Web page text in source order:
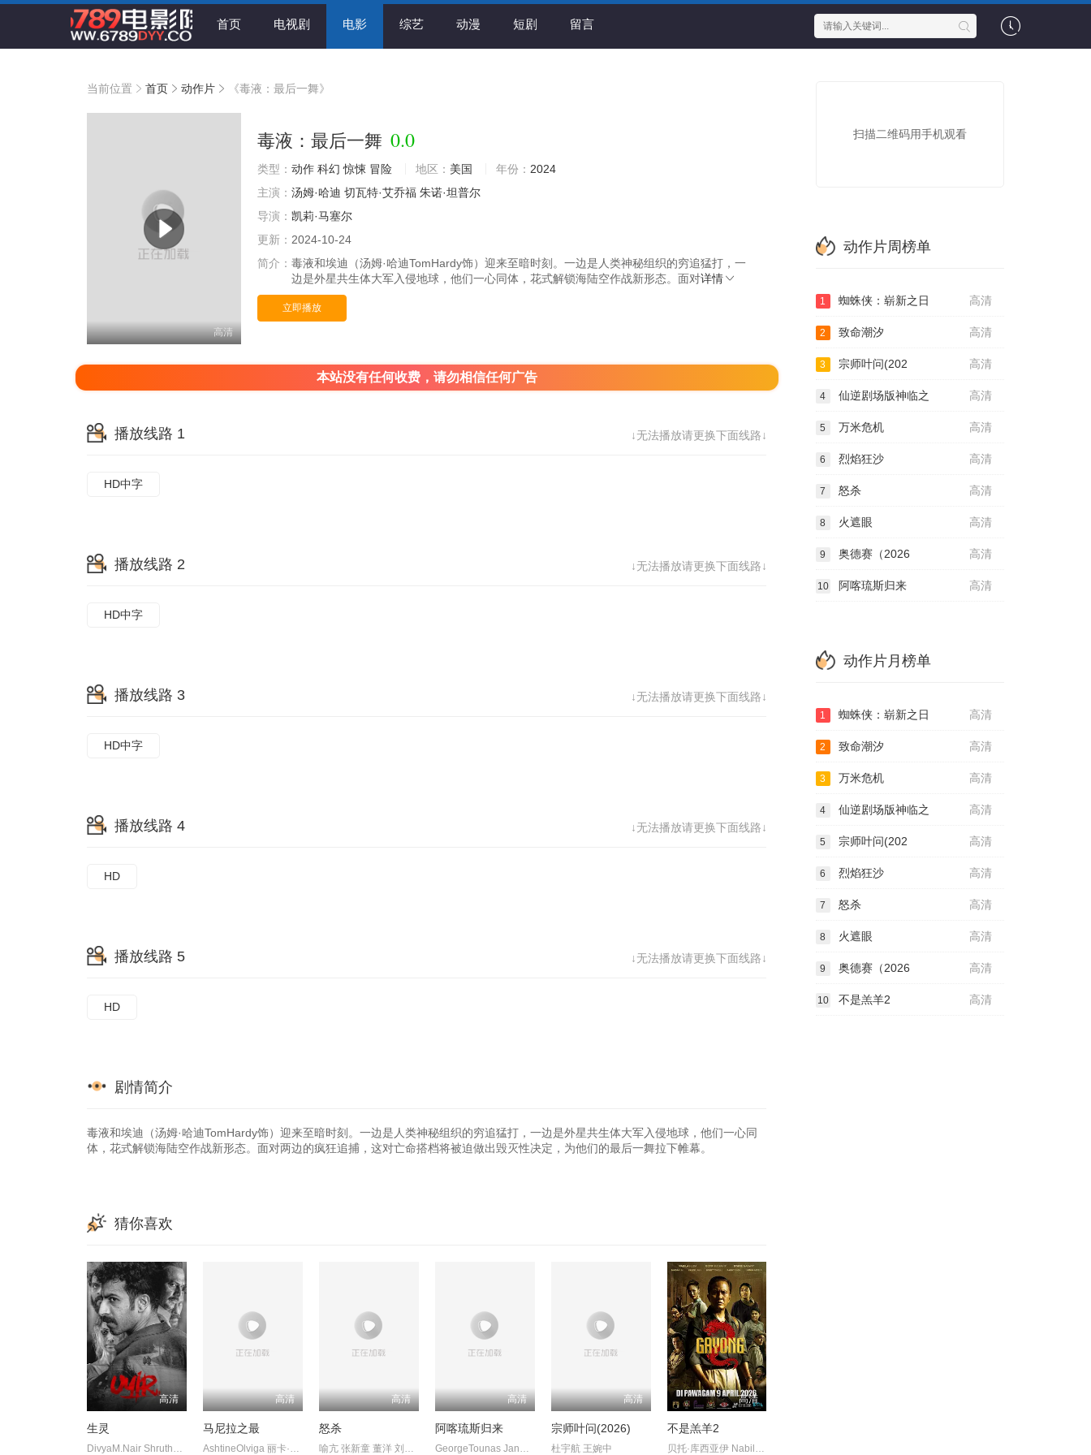
首页 电视剧 电影 综艺 动漫 短剧 留言
当前位置 首页 动作片 《毒液：最后一舞》
高清
毒液：最后一舞 0.0
类型： 动作 科幻 惊悚 冒险 地区： 美国 年份： 2024
主演： 汤姆·哈迪 切瓦特·艾乔福 朱诺·坦普尔
导演： 凯莉·马塞尔
更新： 2024-10-24
简介： 毒液和埃迪（汤姆·哈迪TomHardy饰）迎来至暗时刻。一边是人类神秘组织的穷追猛打，一
边是外星共生体大军入侵地球，他们一心同体，花式解锁海陆空作战新形态。面对详情
立即播放
本站没有任何收费，请勿相信任何广告
↓无法播放请更换下面线路↓
播放线路 1
HD中字
↓无法播放请更换下面线路↓
播放线路 2
HD中字
↓无法播放请更换下面线路↓
播放线路 3
HD中字
↓无法播放请更换下面线路↓
播放线路 4
HD
↓无法播放请更换下面线路↓
播放线路 5
HD
剧情简介
毒液和埃迪（汤姆·哈迪TomHardy饰）迎来至暗时刻。一边是人类神秘组织的穷追猛打，一边是外星共生体大军入侵地球，他们一心同
体，花式解锁海陆空作战新形态。面对两边的疯狂追捕，这对亡命搭档将被迫做出毁灭性决定，为他们的最后一舞拉下帷幕。
猜你喜欢
高清
生灵
DivyaM.Nair ShruthyMenon 苏迪普 赛亚米·凯尔 罗尚·马修 维诺
高清
马尼拉之最
AshtineOlviga 丽卡·佩拉莱约
高清
怒杀
喻亢 张新童 董洋 刘珂君
高清
阿喀琉斯归来
GeorgeTounas JannisSky
高清
宗师叶问(2026)
杜宇航 王婉中
高清
不是羔羊2
贝托·库西亚伊 NabilaHuda
扫描二维码用手机观看
动作片周榜单
高清
1 蜘蛛侠：崭新之日
高清
2 致命潮汐
高清
3 宗师叶问(202
高清
4 仙逆剧场版神临之
高清
5 万米危机
高清
6 烈焰狂沙
高清
7 怒杀
高清
8 火遮眼
高清
9 奥德赛（2026
高清
10 阿喀琉斯归来
动作片月榜单
高清
1 蜘蛛侠：崭新之日
高清
2 致命潮汐
高清
3 万米危机
高清
4 仙逆剧场版神临之
高清
5 宗师叶问(202
高清
6 烈焰狂沙
高清
7 怒杀
高清
8 火遮眼
高清
9 奥德赛（2026
高清
10 不是羔羊2